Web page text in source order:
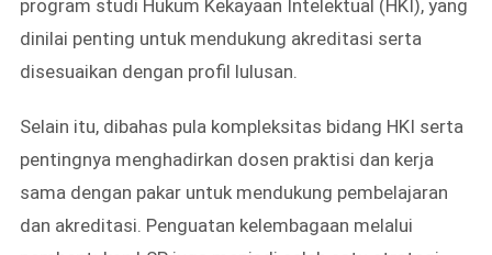
program studi Hukum Kekayaan Intelektual (HKI), yang
dinilai penting untuk mendukung akreditasi serta
disesuaikan dengan profil lulusan.
Selain itu, dibahas pula kompleksitas bidang HKI serta
pentingnya menghadirkan dosen praktisi dan kerja
sama dengan pakar untuk mendukung pembelajaran
dan akreditasi. Penguatan kelembagaan melalui